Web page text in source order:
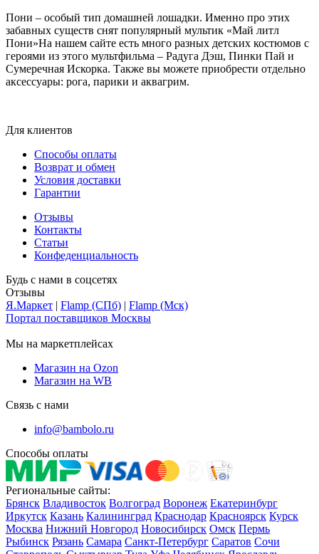
Пони – особый тип домашней лошадки. Именно про этих
забавных существ снят популярный мультик «Май литл
Пони»На нашем сайте есть много разных детских костюмов с
героями из этого мультфильма – Радуга Дэш, Пинки Пай и
Сумеречная Искорка. Также вы можете приобрести отдельно
аксессуары: рога, парики и аквагрим.
Для клиентов
Способы оплаты
Возврат и обмен
Условия доставки
Гарантии
Отзывы
Контакты
Статьи
Конфеденциальность
Будь с нами в соцсетях
Отзывы
Я.Маркет | Flamp (СПб) | Flamp (Мск)
Портал поставщиков Москвы
Мы на маркетплейсах
Магазин на Ozon
Магазин на WB
Связь с нами
info@bambolo.ru
Способы оплаты
Региональные сайты:
Брянск Владивосток Волгоград Воронеж Екатеринбург
Иркутск Казань Калининград Краснодар Красноярск Курск
Москва Нижний Новгород Новосибирск Омск Пермь
Рыбинск Рязань Самара Санкт-Петербург Саратов Сочи